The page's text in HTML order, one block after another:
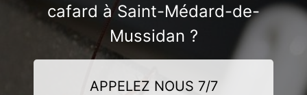
cafard à Saint-Médard-de-
Mussidan ?
APPELEZ NOUS 7/7